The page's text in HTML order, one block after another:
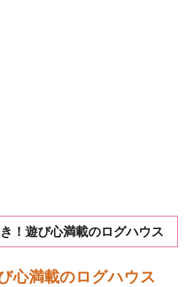
！遊び心満載のログハウス
心満載のログハウス